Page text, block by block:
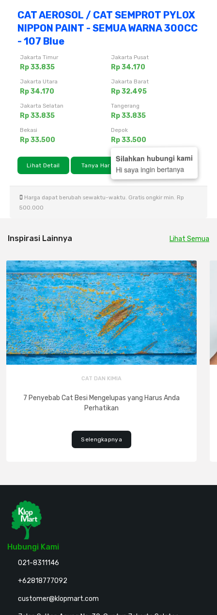
CAT AEROSOL / CAT SEMPROT PYLOX
NIPPON PAINT - SEMUA WARNA 300CC
- 107 Blue
Jakarta Timur
Rp 33.835
Jakarta Pusat
Rp 34.170
Jakarta Utara
Rp 34.170
Jakarta Barat
Rp 32.495
Jakarta Selatan
Rp 33.835
Tangerang
Rp 33.835
Bekasi
Rp 33.500
Depok
Rp 33.500
Lihat Detail Tanya Harga
Harga dapat berubah sewaktu-waktu. Gratis ongkir min. Rp
500.000
Inspirasi Lainnya Lihat Semua
CAT DAN KIMIA
7 Penyebab Cat Besi Mengelupas yang Harus Anda
Perhatikan
Selengkapnya
Hubungi Kami
021-8311146
+62818777092
customer@klopmart.com
Silahkan hubungi kami
Hi saya ingin bertanya